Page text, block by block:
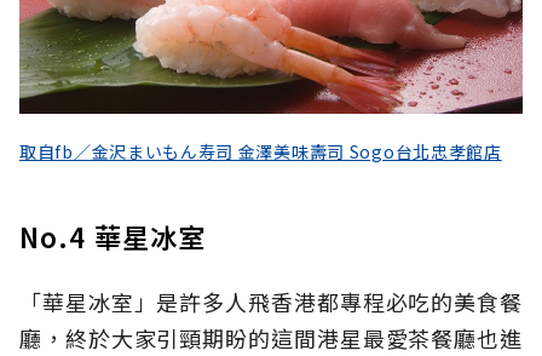
取自fb／金沢まいもん寿司 金澤美味壽司 Sogo台北忠孝館店
No.4 華星冰室
「華星冰室」是許多人飛香港都專程必吃的美食餐
廳，終於大家引頸期盼的這間港星最愛茶餐廳也進